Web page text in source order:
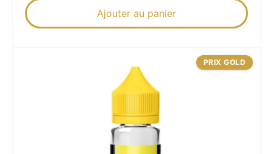
Ajouter au panier
PRIX GOLD